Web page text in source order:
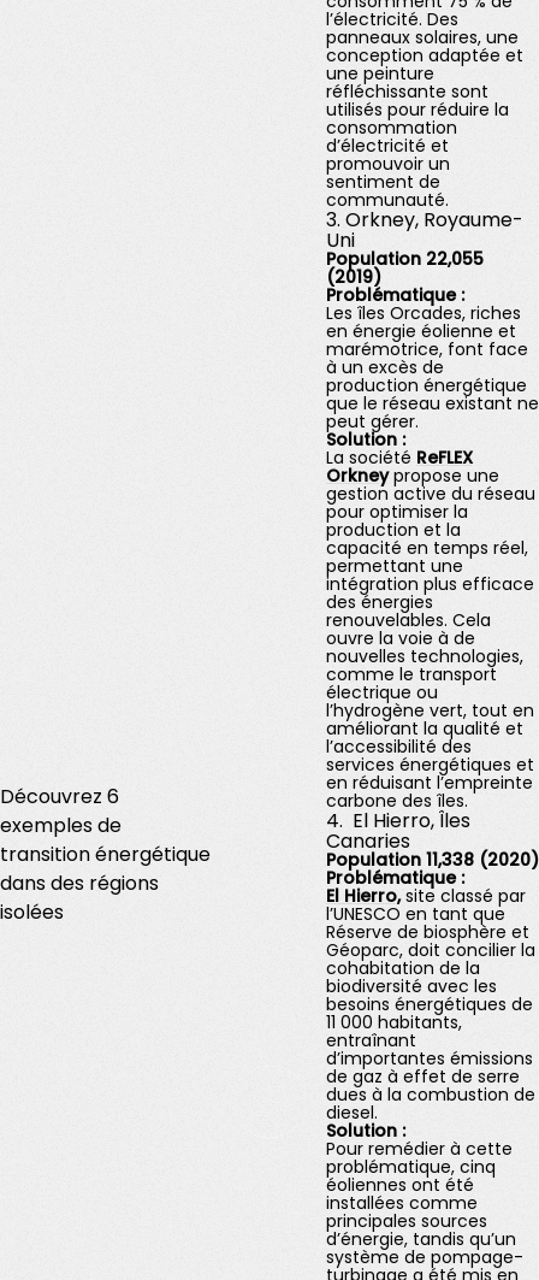
Découvrez 6
exemples de
transition énergétique
dans des régions
isolées
l’électricité. Des
panneaux solaires, une
conception adaptée et
une peinture
réfléchissante sont
utilisés pour réduire la
consommation
d’électricité et
promouvoir un
sentiment de
communauté.
3. Orkney, Royaume-
Uni
Population 22,055
(2019)
Problématique :
Les îles Orcades, riches
en énergie éolienne et
marémotrice, font face
à un excès de
production énergétique
que le réseau existant ne
peut gérer.
Solution :
La société ReFLEX
Orkneypropose une
gestion active du réseau
pour optimiser la
production et la
capacité en temps réel,
permettant une
intégration plus efficace
des énergies
renouvelables. Cela
ouvre la voie à de
nouvelles technologies,
comme le transport
électrique ou
l’hydrogène vert, tout en
améliorant la qualité et
l’accessibilité des
services énergétiques et
en réduisant l’empreinte
carbone des îles.
4. El Hierro, Îles
Canaries
Population 11,338 (2020)
Problématique :
El Hierro,site classé par
l’UNESCO en tant que
Réserve de biosphère et
Géoparc, doit concilier la
cohabitation de la
biodiversité avec les
besoins énergétiques de
11 000 habitants,
entraînant
d’importantes émissions
de gaz à effet de serre
dues à la combustion de
diesel.
Solution :
Pour remédier à cette
problématique, cinq
éoliennes ont été
installées comme
principales sources
d’énergie, tandis qu’un
système de pompage-